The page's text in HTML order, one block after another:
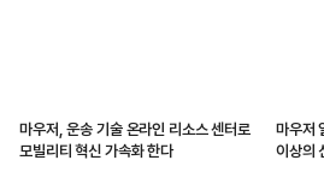
마우저, 운송 기술 온라인 리소스 센터로
모빌리티 혁신 가속화 한다
마우저
이상의